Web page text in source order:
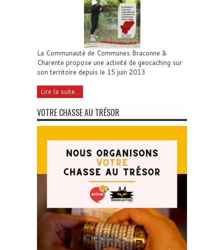
La Communauté de Communes Braconne &
Charente propose une activité de geocaching sur
son territoire depuis le 15 juin 2013
Lire la suite...
VOTRE CHASSE AU TRÉSOR